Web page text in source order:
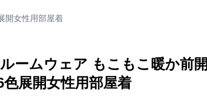
開女性用部屋着
ームウェア もこもこ暖か前開
展開女性用部屋着